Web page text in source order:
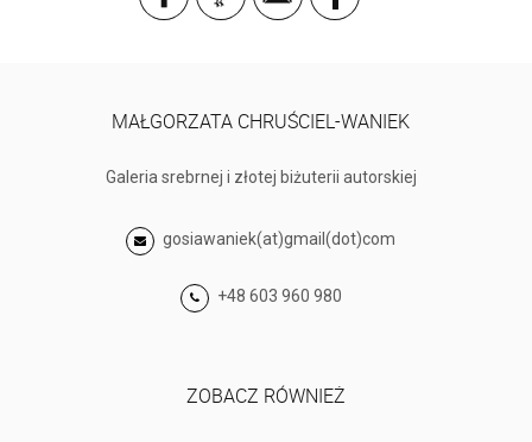
MAŁGORZATA CHRUŚCIEL-WANIEK
Galeria srebrnej i złotej biżuterii autorskiej
gosiawaniek(at)gmail(dot)com
+48 603 960 980
ZOBACZ RÓWNIEŻ